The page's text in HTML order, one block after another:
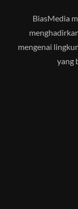
BiasMedia
mengenai
yang